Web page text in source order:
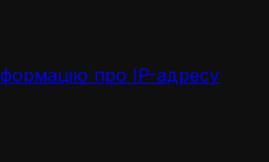
про IP-адресу